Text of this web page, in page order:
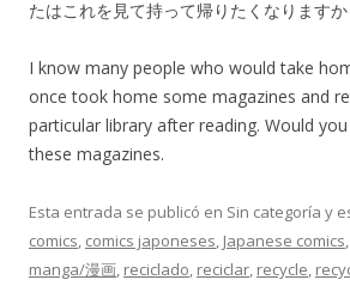
たはこれを見て持って帰りたくなりますか
I know many people who would take
once took home some magazines and
particular library after reading. Would
these magazines.
Esta entrada se publicó en Sin categoría y
comics, comics japoneses, Japanese comics,
manga/漫画, reciclado, reciclar, recycle,